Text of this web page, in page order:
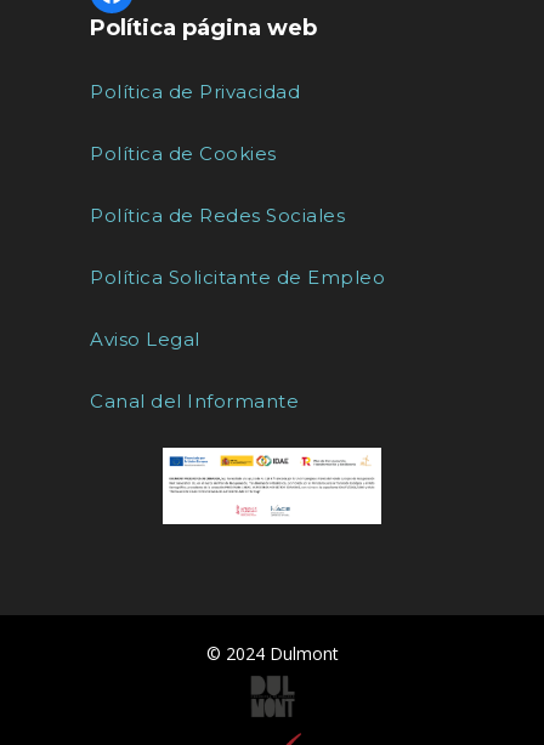
Política página web
Política de Privacidad
Política de Cookies
Política de Redes Sociales
Política Solicitante de Empleo
Aviso Legal
Canal del Informante
© 2024 Dulmont